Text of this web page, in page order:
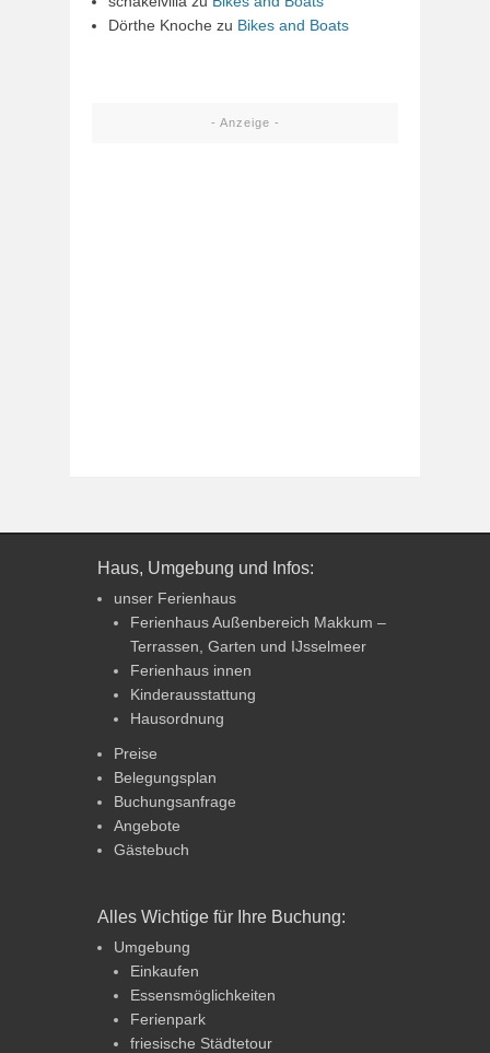
Dörthe Knoche zu Bikes and Boats
- Anzeige -
Haus, Umgebung und Infos:
unser Ferienhaus
Ferienhaus Außenbereich Makkum –
Terrassen, Garten und IJsselmeer
Ferienhaus innen
Kinderausstattung
Hausordnung
Preise
Belegungsplan
Buchungsanfrage
Angebote
Gästebuch
Alles Wichtige für Ihre Buchung:
Umgebung
Einkaufen
Essensmöglichkeiten
Ferienpark
friesische Städtetour